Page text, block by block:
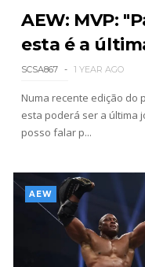
SCSA867-Jul 28 2026
WWE Monday
Unknown - Jul 28 2026
AEW Redemption
WWE: Unreal
-Jul 26 2026
AEW: MVP:
esta é a
SCSA867 1 YEAR AGO
Numa recente edição do
esta poderá ser a última
posso falar p...
AEW